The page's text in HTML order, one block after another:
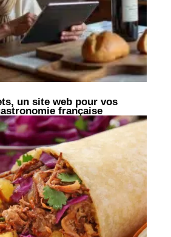
un site web pour vos
française